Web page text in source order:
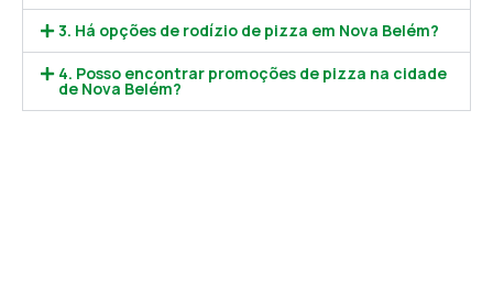
3. Há opções de rodízio de pizza em Nova Belém?
4. Posso encontrar promoções de pizza na cidade
de Nova Belém?